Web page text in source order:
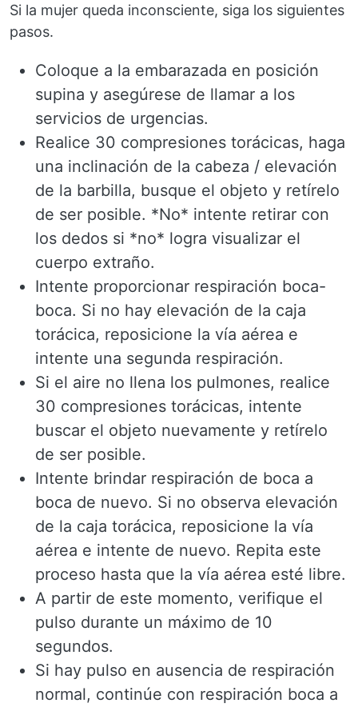
Si la mujer queda inconsciente, siga los siguientes
pasos.
Coloque a la embarazada en posición
supina y asegúrese de llamar a los
servicios de urgencias.
Realice 30 compresiones torácicas, haga
una inclinación de la cabeza / elevación
de la barbilla, busque el objeto y retírelo
de ser posible. *No* intente retirar con
los dedos si *no* logra visualizar el
cuerpo extraño.
Intente proporcionar respiración boca-
boca. Si no hay elevación de la caja
torácica, reposicione la vía aérea e
intente una segunda respiración.
Si el aire no llena los pulmones, realice
30 compresiones torácicas, intente
buscar el objeto nuevamente y retírelo
de ser posible.
Intente brindar respiración de boca a
boca de nuevo. Si no observa elevación
de la caja torácica, reposicione la vía
aérea e intente de nuevo. Repita este
proceso hasta que la vía aérea esté libre.
A partir de este momento, verifique el
pulso durante un máximo de 10
segundos.
Si hay pulso en ausencia de respiración
normal, continúe con respiración boca a